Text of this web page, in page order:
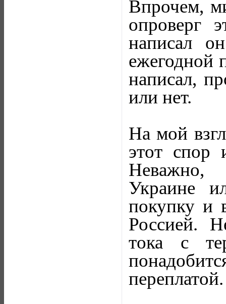
Впрочем,
опроверг
написал
написал,
или нет.
На мой
этот спор
Неважно,
Украине
покупку и
Россией.
тока с
переплатой.